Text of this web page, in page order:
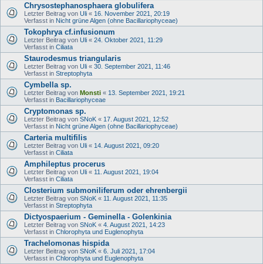
Chrysostephanosphaera globulifera
Letzter Beitrag von Uli « 16. November 2021, 20:19
Verfasst in Nicht grüne Algen (ohne Bacillariophyceae)
Tokophrya cf.infusionum
Letzter Beitrag von Uli « 24. Oktober 2021, 11:29
Verfasst in Ciliata
Staurodesmus triangularis
Letzter Beitrag von Uli « 30. September 2021, 11:46
Verfasst in Streptophyta
Cymbella sp.
Letzter Beitrag von Monsti « 13. September 2021, 19:21
Verfasst in Bacillariophyceae
Cryptomonas sp.
Letzter Beitrag von SNoK « 17. August 2021, 12:52
Verfasst in Nicht grüne Algen (ohne Bacillariophyceae)
Carteria multifilis
Letzter Beitrag von Uli « 14. August 2021, 09:20
Verfasst in Ciliata
Amphileptus procerus
Letzter Beitrag von Uli « 11. August 2021, 19:04
Verfasst in Ciliata
Closterium submoniliferum oder ehrenbergii
Letzter Beitrag von SNoK « 11. August 2021, 11:35
Verfasst in Streptophyta
Dictyospaerium - Geminella - Golenkinia
Letzter Beitrag von SNoK « 4. August 2021, 14:23
Verfasst in Chlorophyta und Euglenophyta
Trachelomonas hispida
Letzter Beitrag von SNoK « 6. Juli 2021, 17:04
Verfasst in Chlorophyta und Euglenophyta